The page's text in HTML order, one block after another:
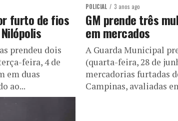
furto de fios
prendeu dois
feira, 4 de
em duas
ao...
POLICIAL 3 anos ago
GM prende três
em mercados
A Guarda Municipal
(quarta-feira, 28 de
mercadorias furtadas
Campinas, avaliadas